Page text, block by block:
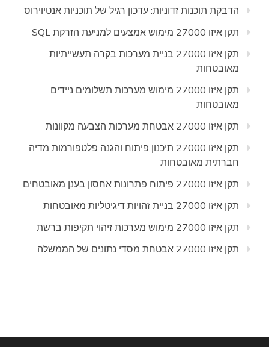
הדבקת תוכנות זדוניות: עדכון רגיל של תוכניות אנטיוירוס
תקן איזו 27000 מימוש אמצעים למניעת הזרקת SQL
תקן איזו 27000 בניית מערכות בקרה תעשייתיות
מאובטחות
תקן איזו 27000 מימוש מערכות תשלומים ניידים
מאובטחות
תקן איזו 27000 אבטחת מערכות הצבעה מקוונות
תקן איזו 27000 תיכנון פיתוח והגנה פלטפורמות מדיה
חברתית מאובטחות
תקן איזו 27000 פיתוח פתרונות אחסון בענן מאובטחים
תקן איזו 27000 בניית זהויות דיגיטליות מאובטחות
תקן איזו 27000 מימוש מערכות זיהוי תקיפות ברשת
תקן איזו 27000 אבטחת מסדי נתונים של הממשלה